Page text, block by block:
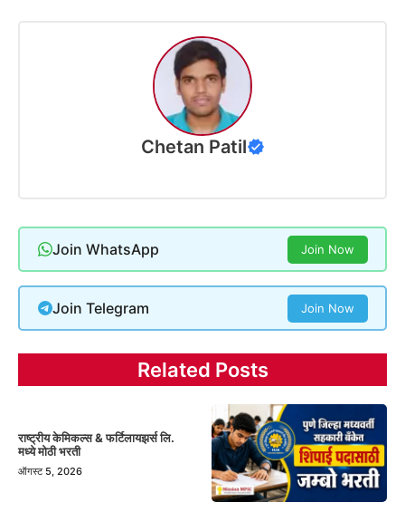
Chetan Patil
Join WhatsApp Join Now
Join Telegram Join Now
Related Posts
राष्ट्रीय केमिकल्स & फर्टिलायझर्स लि.
मध्ये मोठी भरती
ऑगस्ट 5, 2026